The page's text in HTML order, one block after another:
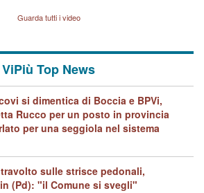
Guarda tutti i video
ViPiù Top News
si dimentica di Boccia e BPVi,
Rucco per un posto in provincia
per una seggiola nel sistema
sulle strisce pedonali,
(Pd): "il Comune si svegli"